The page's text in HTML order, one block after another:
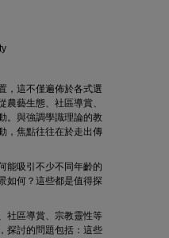
，這不僅遍佈於各式選
藝生態、社區導賞、
。與強調學識理論的教
，焦點往往在於走出傳
能吸引不少不同年齡的
如何？這些都是值得探
社區導賞、宗教靈性等
探討的問題包括：這些